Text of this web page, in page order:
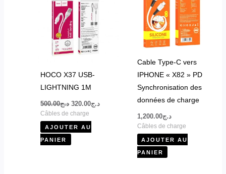
HOCO X37 USB-
LIGHTNING 1M
د.ج500.00 د.ج320.00
Câbles de charge
AJOUTER AU
PANIER
Cable Type-C vers
IPHONE « X82 » PD
Synchronisation des
données de charge
د.ج1,200.00
Câbles de charge
AJOUTER AU
PANIER